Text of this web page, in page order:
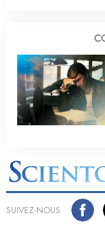
SUIVEZ-NOUS